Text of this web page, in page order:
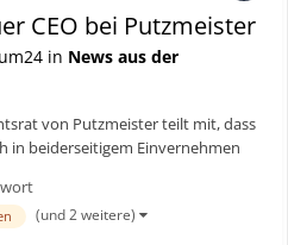
CEO bei Putzmeister
in News aus der
von Putzmeister teilt mit, dass
in beiderseitigem Einvernehmen
Geschäftsführer von
er die Position de...
(und 2 weitere)